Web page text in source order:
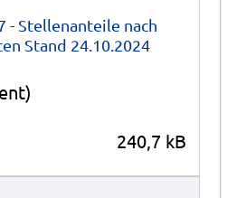
- Stellenanteile nach
Stand 24.10.2024
240,7 kB